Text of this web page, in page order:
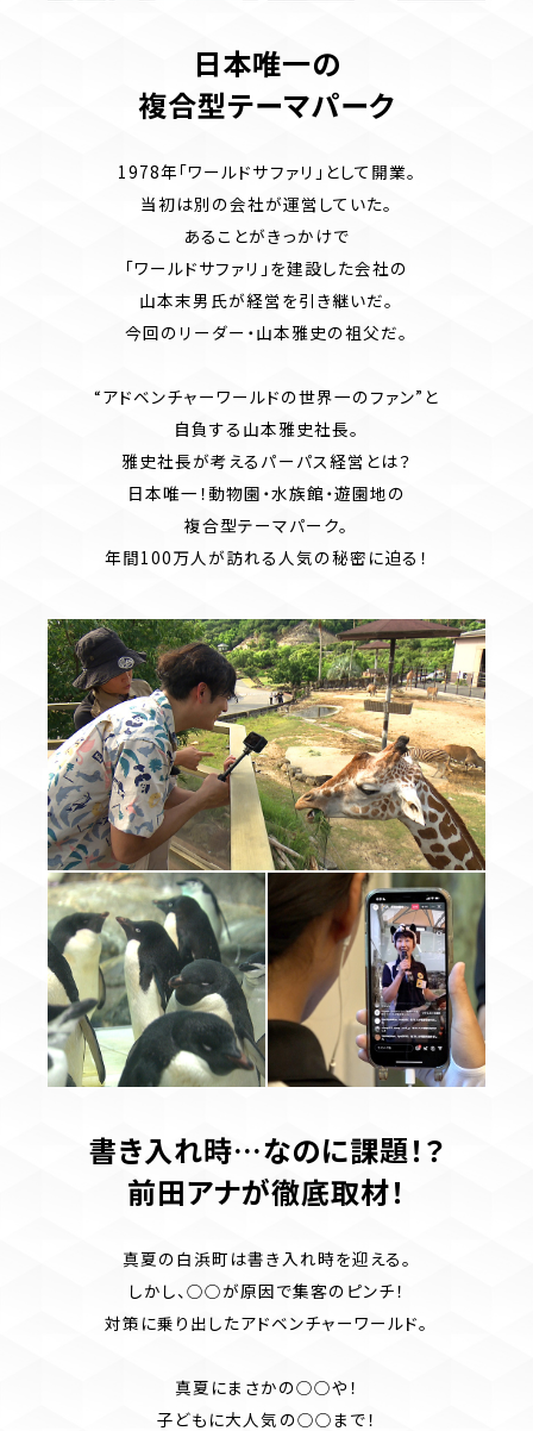
日本唯一の
複合型テーマパーク
1978年「ワールドサファリ」として開業。
当初は別の会社が運営していた。
あることがきっかけで
「ワールドサファリ」を建設した会社の
山本末男氏が経営を引き継いだ。
今回のリーダー・山本雅史の祖父だ。
“アドベンチャーワールドの世界一のファン”と
自負する山本雅史社長。
雅史社長が考えるパーパス経営とは？
日本唯一！動物園・水族館・遊園地の
複合型テーマパーク。
年間100万人が訪れる人気の秘密に迫る！
書き入れ時…なのに課題！？
前田アナが徹底取材！
真夏の白浜町は書き入れ時を迎える。
しかし、○○が原因で集客のピンチ！
対策に乗り出したアドベンチャーワールド。
真夏にまさかの○○や！
子どもに大人気の○○まで！